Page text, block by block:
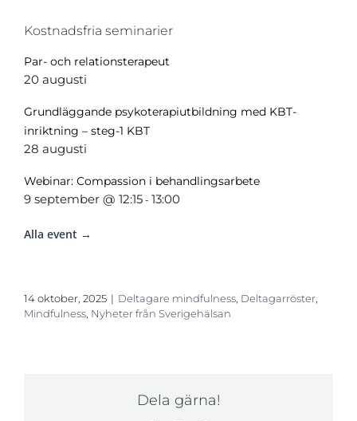
Kostnadsfria seminarier
Par- och relationsterapeut
20 augusti
Grundläggande psykoterapiutbildning med KBT-
inriktning – steg-1 KBT
28 augusti
Webinar: Compassion i behandlingsarbete
9 september @ 12:15- 13:00
Alla event →
14 oktober, 2025 | Deltagare mindfulness Deltagarröster
Mindfulness Nyheter från Sverigehälsan
Dela gärna!